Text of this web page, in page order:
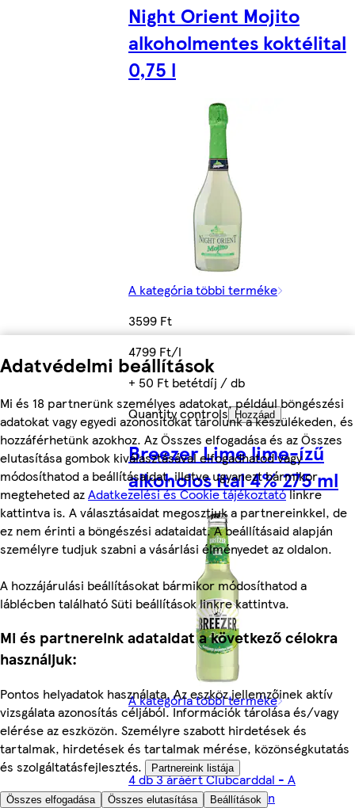
Adatvédelmi beállítások
Mi és 18 partnerünk személyes adatokat, például böngészési
adatokat vagy egyedi azonosítókat tárolunk a készülékeden, és
hozzáférhetünk azokhoz. Az Összes elfogadása és az Összes
elutasítása gombok kiválasztásával elfogadhatod vagy
módosíthatod a beállításaidat, illetve ugyanezt bármikor
megteheted azAdatkezelési és Cookie tájékoztatólinkre
kattintva is. A választásaidat megosztjuk a partnereinkkel, de
ez nem érinti a böngészési adataidat. A beállításaid alapján
személyre tudjuk szabni a vásárlási élményedet az oldalon.
A hozzájárulási beállításokat bármikor módosíthatod a
láblécben található Süti beállítások linkre kattintva.
Mi és partnereink adataidat a következő célokra
használjuk:
Pontos helyadatok használata. Az eszköz jellemzőinek aktív
vizsgálata azonosítás céljából. Információk tárolása és/vagy
elérése az eszközön. Személyre szabott hirdetések és
tartalmak, hirdetések és tartalmak mérése, közönségkutatás
és szolgáltatásfejlesztés.
Partnereink listája
Összes elfogadása Összes elutasítása Beállítások
Night Orient Mojito
alkoholmentes koktélital
0,75 l
A kategória többi terméke
3599 Ft
4799 Ft/l
+ 50 Ft betétdíj / db
Quantity controls
Hozzáad
Breezer Lime lime-ízű
alkoholos ital 4% 275 ml
A kategória többi terméke
4 db 3 áráért Clubcarddal - A
legolcsóbb termék ingyen